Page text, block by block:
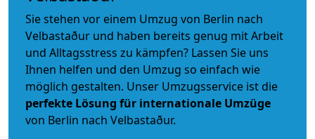
Sie stehen vor einem Umzug von Berlin nach
Velbastaður und haben bereits genug mit Arbeit
und Alltagsstress zu kämpfen? Lassen Sie uns
Ihnen helfen und den Umzug so einfach wie
möglich gestalten. Unser Umzugsservice ist die
perfekte Lösung für internationale Umzüge
von Berlin nach Velbastaður.